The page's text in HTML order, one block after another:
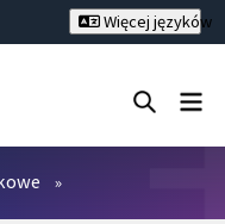
Więcej języków